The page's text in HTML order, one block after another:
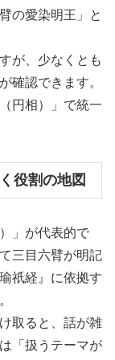
の愛染明王」と
が、少なくとも
確認できます。
円相）」で統一
役割の地図
」が代表的で
三目六臂が明記
祇経』に依拠す
取ると、話が雑
「扱うテーマが